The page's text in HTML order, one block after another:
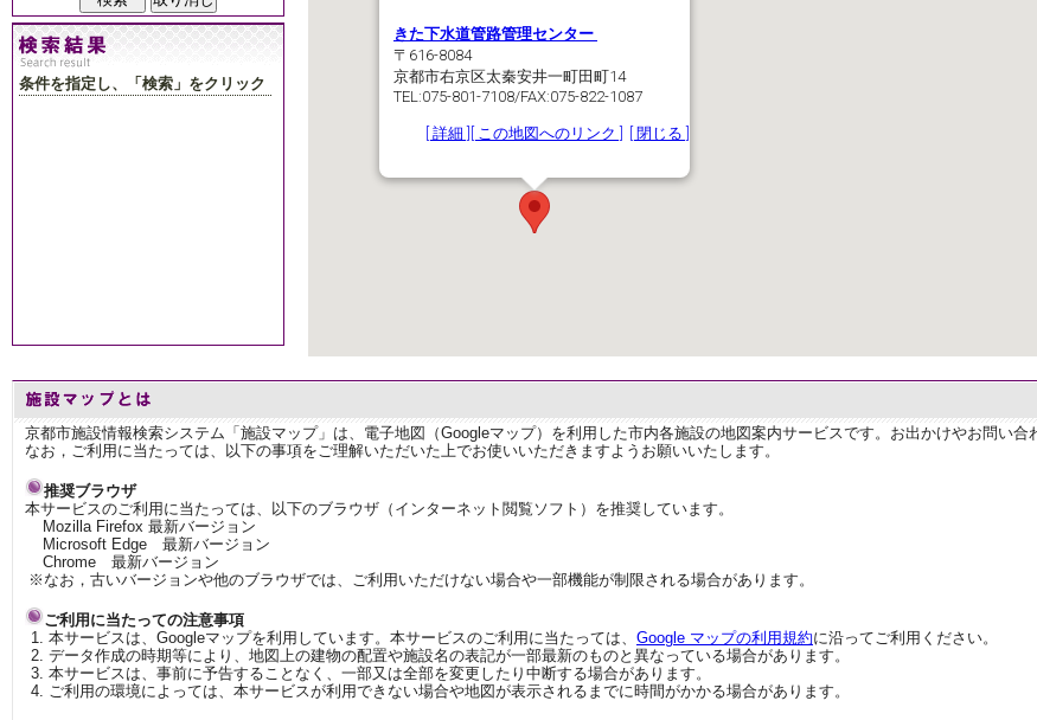
条件を指定し、「検索」をクリック
きた下水道管路管理センター
〒616-8084
京都市右京区太秦安井一町田町14
TEL:075-801-7108/FAX:075-822-1087
[ 詳細 ] [ この地図へのリンク ] [ 閉じる ]
京都市施設情報検索システム「施設マップ」は、電子地図（Googleマップ）を利用した市内各施設の地図案内サービスです。お出かけやお問い合
なお，ご利用に当たっては、以下の事項をご理解いただいた上でお使いいただきますようお願いいたします。
推奨ブラウザ
本サービスのご利用に当たっては、以下のブラウザ（インターネット閲覧ソフト）を推奨しています。
Mozilla Firefox 最新バージョン
Microsoft Edge 最新バージョン
Chrome 最新バージョン
※なお，古いバージョンや他のブラウザでは、ご利用いただけない場合や一部機能が制限される場合があります。
ご利用に当たっての注意事項
本サービスは、Googleマップを利用しています。本サービスのご利用に当たっては、 Google マップの利用規約に沿ってご利用ください。
データ作成の時期等により、地図上の建物の配置や施設名の表記が一部最新のものと異なっている場合があります。
本サービスは、事前に予告することなく、一部又は全部を変更したり中断する場合があります。
ご利用の環境によっては、本サービスが利用できない場合や地図が表示されるまでに時間がかかる場合があります。